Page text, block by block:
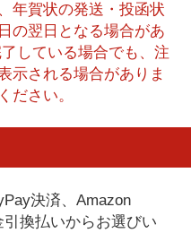
年賀状の発送・投函状
の翌日となる場合があ
している場合でも、注
示される場合がありま
ださい。
決済、Amazon
引換払いからお選びい